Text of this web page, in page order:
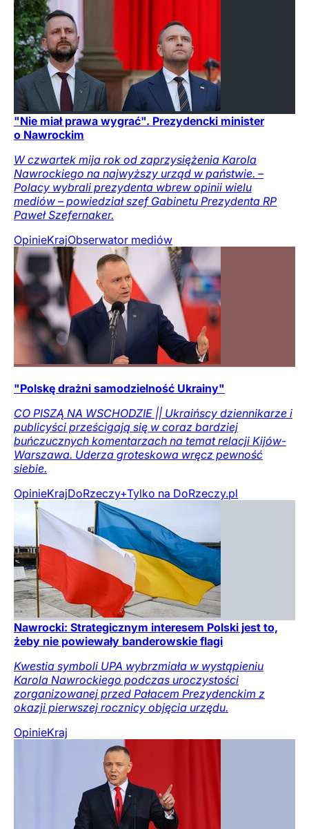
"Nie miał prawa wygrać". Prezydencki minister
o Nawrockim
W czwartek mija rok od zaprzysiężenia Karola
Nawrockiego na najwyższy urząd w państwie. –
Polacy wybrali prezydenta wbrew opinii wielu
mediów – powiedział szef Gabinetu Prezydenta RP
Paweł Szefernaker.
OpinieKrajObserwator mediów
"Polskę drażni samodzielność Ukrainy"
CO PISZĄ NA WSCHODZIE || Ukraińscy dziennikarze i
publicyści prześcigają się w coraz bardziej
buńczucznych komentarzach na temat relacji Kijów-
Warszawa. Uderza groteskowa wręcz pewność
siebie.
OpinieKrajDoRzeczy+Tylko na DoRzeczy.pl
Nawrocki: Strategicznym interesem Polski jest to,
żeby nie powiewały banderowskie flagi
Kwestia symboli UPA wybrzmiała w wystąpieniu
Karola Nawrockiego podczas uroczystości
zorganizowanej przed Pałacem Prezydenckim z
okazji pierwszej rocznicy objęcia urzędu.
OpinieKraj